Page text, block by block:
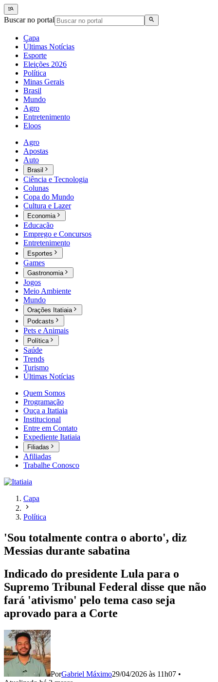
Buscar no portal
Capa
Últimas Notícias
Esporte
Eleições 2026
Política
Minas Gerais
Brasil
Mundo
Agro
Entretenimento
Eloos
Agro
Apostas
Auto
Brasil
Ciência e Tecnologia
Colunas
Copa do Mundo
Cultura e Lazer
Economia
Educação
Emprego e Concursos
Entretenimento
Esportes
Games
Gastronomia
Jogos
Meio Ambiente
Mundo
Orações Itatiaia
Podcasts
Pets e Animais
Política
Saúde
Trends
Turismo
Últimas Notícias
Quem Somos
Programação
Ouça a Itatiaia
Institucional
Entre em Contato
Expediente Itatiaia
Filiadas
Afiliadas
Trabalhe Conosco
Capa
Política
'Sou totalmente contra o aborto', diz
Messias durante sabatina
Indicado do presidente Lula para o
Supremo Tribunal Federal disse que não
fará 'ativismo' pelo tema caso seja
aprovado para a Corte
PorGabriel Máximo29/04/2026 às 11h07 •